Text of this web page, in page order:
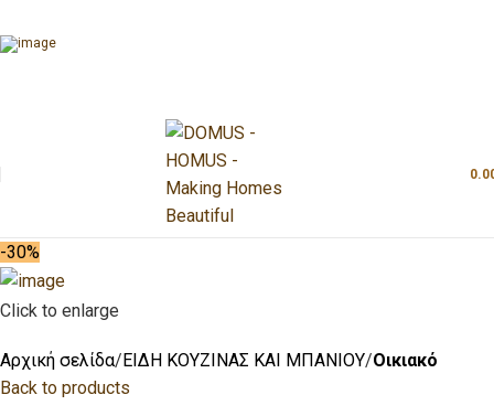
-30%
Click to enlarge
Αρχική σελίδα ΕΙΔΗ ΚΟΥΖΙΝΑΣ ΚΑΙ ΜΠΑΝΙΟΥ Οικιακό
Back to products